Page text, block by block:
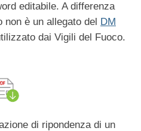
editabile. A differenza
è un allegato del
DM
dai Vigili del Fuoco.
di ripondenza di un